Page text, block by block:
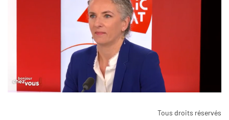
Tous droits réservés